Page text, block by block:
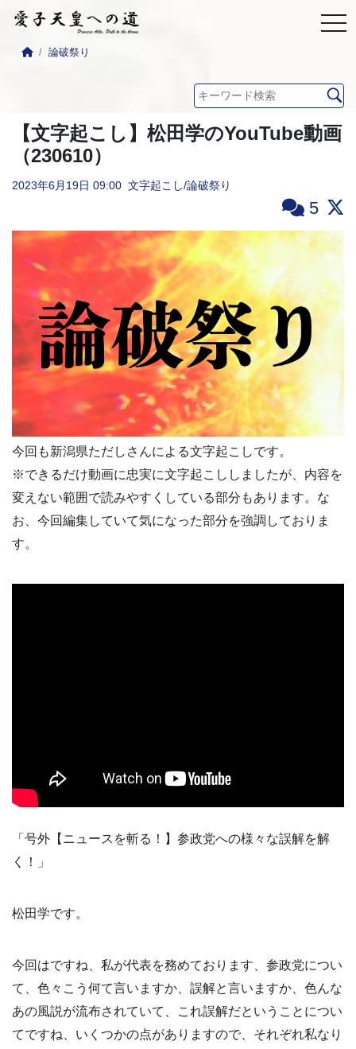
論破祭り
【文字起こし】松田学のYouTube動画
（230610）
2023年6月19日 09:00 文字起こし/論破祭り
5
今回も新潟県ただしさんによる文字起こしです。
※できるだけ動画に忠実に文字起こししましたが、内容を
変えない範囲で読みやすくしている部分もあります。な
お、今回編集していて気になった部分を強調しておりま
す。
「号外【ニュースを斬る！】参政党への様々な誤解を解
く！」
松田学です。
今回はですね、私が代表を務めております、参政党につい
て、色々こう何て言いますか、誤解と言いますか、色んな
あの風説が流布されていて、これ誤解だということについ
てですね、いくつかの点がありますので、それぞれ私なり